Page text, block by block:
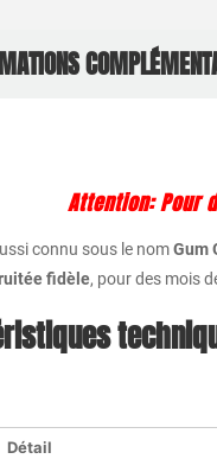
Attention: Pour
connu sous le nomGum
fidèle, pour des mois
Détail